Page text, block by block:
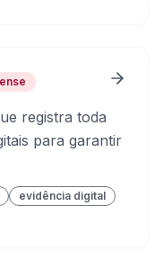
registra toda
para garantir
evidência digital